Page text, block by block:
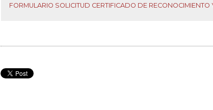
FORMULARIO SOLICITUD CERTIFICADO DE